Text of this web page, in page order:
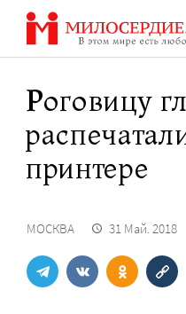
Перейти
содержанию
Роговицу
принтере
МОСКВА 31 Май. 2018